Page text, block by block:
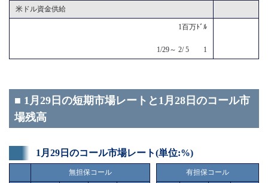
米ドル資金供給
1百万ﾄﾞﾙ
1/29～ 2/ 5 1
■ 1月29日の短期市場レートと1月28日のコール市
場残高
1月29日のコール市場レート(単位:%)
無担保コール 有担保コール